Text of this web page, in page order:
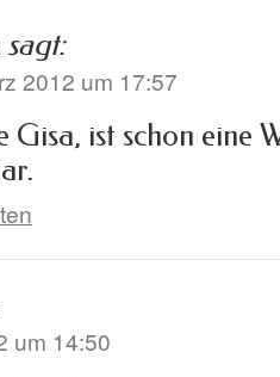
sagt:
2012 um 17:57
Gisa, ist schon eine
um 14:50